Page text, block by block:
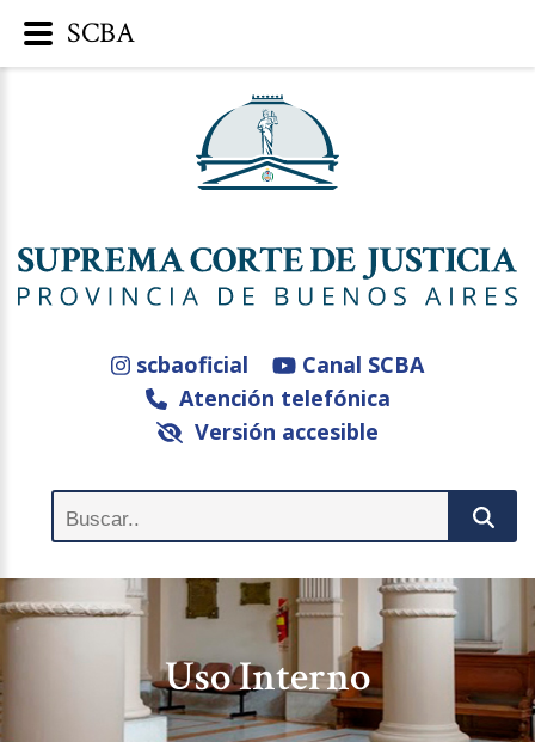
scbaoficial
Canal SCBA
Atención telefónica
Versión accesible
Uso Interno
SCBA